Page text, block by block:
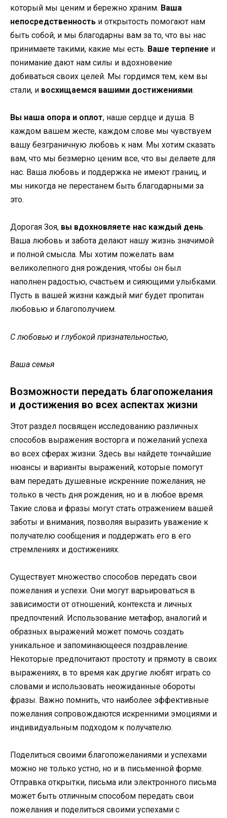
который мы ценим и бережно храним. Ваша
непосредственность и открытость помогают нам
быть собой, и мы благодарны вам за то, что вы нас
принимаете такими, какие мы есть. Ваше терпение и
понимание дают нам силы и вдохновение
добиваться своих целей. Мы гордимся тем, кем вы
стали, и восхищаемся вашими достижениями.
Вы наша опора и оплот, наше сердце и душа. В
каждом вашем жесте, каждом слове мы чувствуем
вашу безграничную любовь к нам. Мы хотим сказать
вам, что мы безмерно ценим все, что вы делаете для
нас. Ваша любовь и поддержка не имеют границ, и
мы никогда не перестанем быть благодарными за
это.
Дорогая Зоя, вы вдохновляете нас каждый день.
Ваша любовь и забота делают нашу жизнь значимой
и полной смысла. Мы хотим пожелать вам
великолепного дня рождения, чтобы он был
наполнен радостью, счастьем и сияющими улыбками.
Пусть в вашей жизни каждый миг будет пропитан
любовью и благополучием.
С любовью и глубокой признательностью,
Ваша семья
Возможности передать благопожелания
и достижения во всех аспектах жизни
Этот раздел посвящен исследованию различных
способов выражения восторга и пожеланий успеха
во всех сферах жизни. Здесь вы найдете тончайшие
нюансы и варианты выражений, которые помогут
вам передать душевные искренние пожелания, не
только в честь дня рождения, но и в любое время.
Такие слова и фразы могут стать отражением вашей
заботы и внимания, позволяя выразить уважение к
получателю сообщения и поддержать его в его
стремлениях и достижениях.
Существует множество способов передать свои
пожелания и успехи. Они могут варьироваться в
зависимости от отношений, контекста и личных
предпочтений. Использование метафор, аналогий и
образных выражений может помочь создать
уникальное и запоминающееся поздравление.
Некоторые предпочитают простоту и прямоту в своих
выражениях, в то время как другие любят играть со
словами и использовать неожиданные обороты
фразы. Важно помнить, что наиболее эффективные
пожелания сопровождаются искренними эмоциями и
индивидуальным подходом к получателю.
Поделиться своими благопожеланиями и успехами
можно не только устно, но и в письменной форме.
Отправка открытки, письма или электронного письма
может быть отличным способом передать свои
пожелания и поделиться своими успехами с